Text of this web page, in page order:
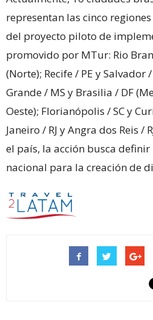
representan las cinco
del proyecto piloto de
promovido por MTur: Rio
(Norte); Recife / PE y Salvador
Grande / MS y Brasilia / DF
Oeste); Florianópolis / SC y
Janeiro / RJ y Angra dos Reis /
el país, la acción busca
nacional para la creación de